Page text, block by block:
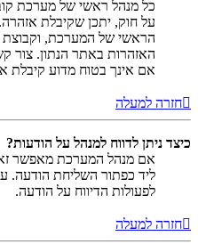
כל מנהל ראשי של מערכת
על חוק, יתכן שקיבלת
האזהרות באתר הנתון.
אם אינך בטוח מדוע קיבלת
חזרה למעלה
כיצד ניתן לדווח למנהל על הודעות?
אם מנהל המערכת מאפשר
ליד כפתור השליחת הודעה.
לפעולות הדיווח על הודעה.
חזרה למעלה